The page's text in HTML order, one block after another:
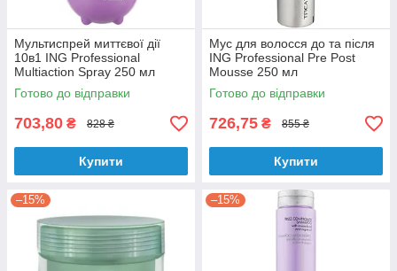
Мультиспрей миттєвої дії
10в1 ING Professional
Multiaction Spray 250 мл
Готово до відправки
703,80 ₴ 828 ₴
Купити
Мус для волосся до та після
ING Professional Pre Post
Mousse 250 мл
Готово до відправки
726,75 ₴ 855 ₴
Купити
–15% –15%